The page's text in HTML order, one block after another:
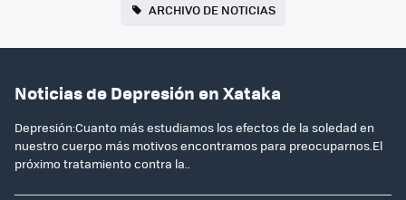
ARCHIVO DE NOTICIAS
Noticias de Depresión en Xataka
Depresión:Cuanto más estudiamos los efectos de la soledad en
nuestro cuerpo más motivos encontramos para preocuparnos.El
próximo tratamiento contra la..